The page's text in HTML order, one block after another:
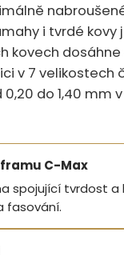
i tvrdé kovy
kovech dosáhne
v 7 velikostech
do 1,40 mm
C-Max
spojující tvrdost
fasování.